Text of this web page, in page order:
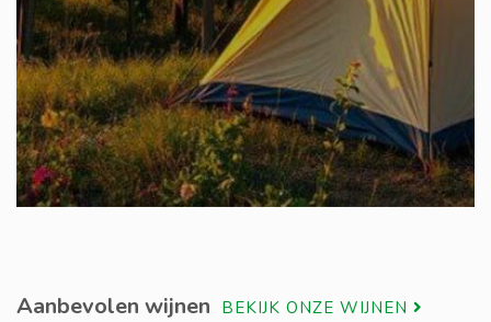
Aanbevolen wijnen BEKIJK ONZE WIJNEN